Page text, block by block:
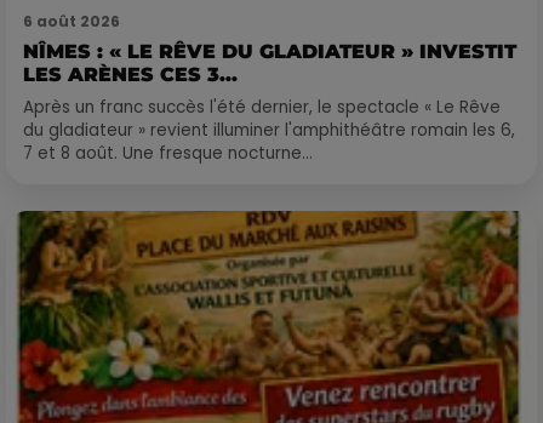
6 août 2026
NÎMES : « LE RÊVE DU GLADIATEUR » INVESTIT
LES ARÈNES CES 3...
Après un franc succès l'été dernier, le spectacle « Le Rêve
du gladiateur » revient illuminer l'amphithéâtre romain les 6,
7 et 8 août. Une fresque nocturne...